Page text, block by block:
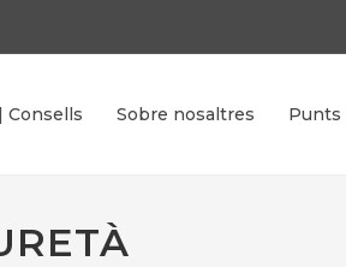
Consells Sobre nosaltres Punts